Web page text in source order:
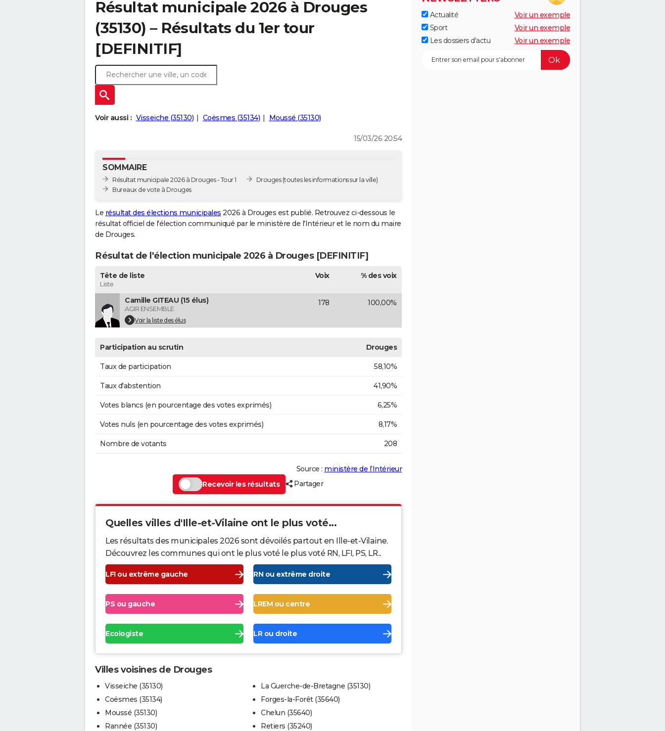
Résultat municipale 2026 à Drouges
(35130) – Résultats du 1er tour
[DEFINITIF]
Voir aussi : Visseiche (35130) Coësmes (35134) Moussé (35130)
15/03/26 20:54
SOMMAIRE
Résultat municipale 2026 à Drouges - Tour 1
Bureaux de vote à Drouges
Drouges(toutes les informations sur la ville)
Le résultat des élections municipales 2026 à Drouges est publié. Retrouvez ci-dessous le
résultat officiel de l'élection communiqué par le ministère de l'Intérieur et le nom du maire
de Drouges.
Résultat de l'élection municipale 2026 à Drouges [DEFINITIF]
Tête de liste
Liste
Voix % des voix
Camille GITEAU (15 élus)
AGIR ENSEMBLE
Voir la liste des élus
178 100,00%
Participation au scrutin Drouges
Taux de participation 58,10%
Taux d'abstention 41,90%
Votes blancs (en pourcentage des votes exprimés) 6,25%
Votes nuls (en pourcentage des votes exprimés) 8,17%
Nombre de votants 208
Source : ministère de l’Intérieur
Recevoir les résultats
Partager
Quelles villes d'Ille-et-Vilaine ont le plus voté...
Les résultats des municipales 2026 sont dévoilés partout en Ille-et-Vilaine.
Découvrez les communes qui ont le plus voté le plus voté RN, LFI, PS, LR...
LFI ou extrême gauche RN ou extrême droite
PS ou gauche LREM ou centre
Ecologiste LR ou droite
Villes voisines de Drouges
Visseiche (35130)
Coësmes (35134)
Moussé (35130)
Rannée (35130)
La Guerche-de-Bretagne (35130)
Forges-la-Forêt (35640)
Chelun (35640)
Retiers (35240)
Actualité
Voir un exemple
Sport
Voir un exemple
Les dossiers d'actu
Voir un exemple